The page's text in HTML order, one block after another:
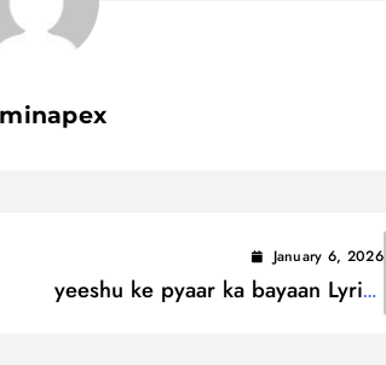
January 6, 2026
yeeshu ke pyaar ka bayaan Lyrics
/ यीशु के प्यार का बयान